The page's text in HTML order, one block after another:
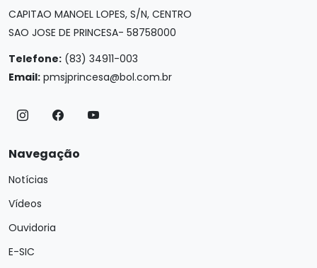
CAPITAO MANOEL LOPES, S/N, CENTRO
SAO JOSE DE PRINCESA- 58758000
Telefone: (83) 34911-003
Email: pmsjprincesa@bol.com.br
Navegação
Notícias
Vídeos
Ouvidoria
E-SIC